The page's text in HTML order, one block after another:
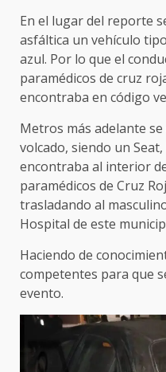
En el lugar del reporte
asfáltica un vehículo
azul. Por lo que el
paramédicos de cruz
encontraba en código
Metros más adelante
volcado, siendo un
encontraba al interior
paramédicos de Cruz
trasladando al
Hospital de este
Haciendo de
competentes para que
evento.